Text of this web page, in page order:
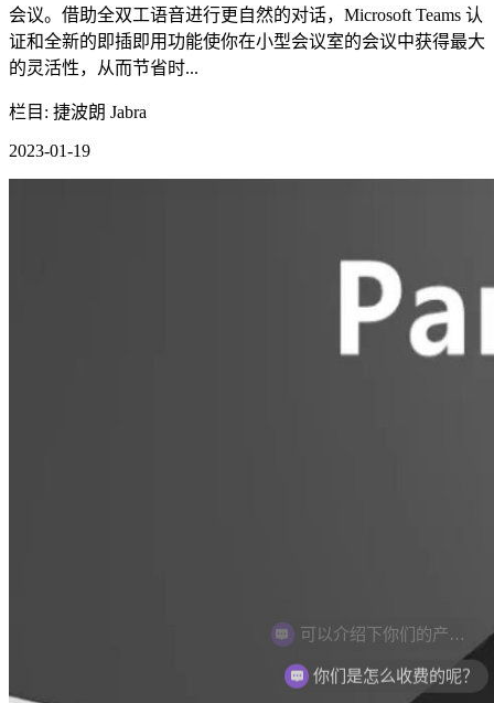
会议。借助全双工语音进行更自然的对话，Microsoft Teams 认
证和全新的即插即用功能使你在小型会议室的会议中获得最大
的灵活性，从而节省时...
栏目: 捷波朗 Jabra
2023-01-19
你们是怎么收费的呢？